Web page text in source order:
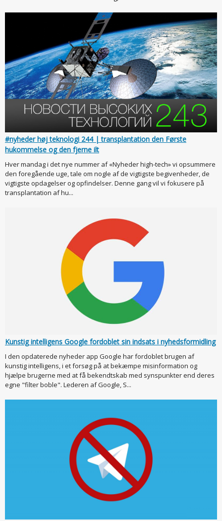
#nyheder høj teknologi 244 | transplantation den Første
hukommelse og den fjerne ilt
Hver mandag i det nye nummer af «Nyheder high-tech» vi opsummere
den foregående uge, tale om nogle af de vigtigste begivenheder, de
vigtigste opdagelser og opfindelser. Denne gang vil vi fokusere på
transplantation af hu...
Kunstig intelligens Google fordoblet sin indsats i nyhedsformidling
I den opdaterede nyheder app Google har fordoblet brugen af
kunstig intelligens, i et forsøg på at bekæmpe misinformation og
hjælpe brugerne med at få bekendtskab med synspunkter end deres
egne "filter boble". Lederen af Google, S...